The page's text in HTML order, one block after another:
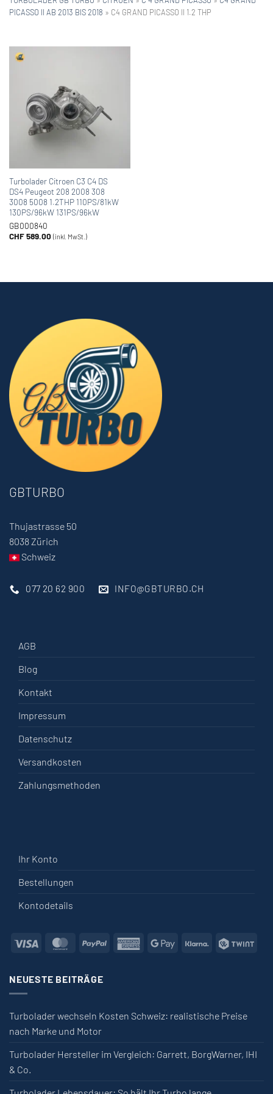
PICASSO II AB 2013 BIS 2018 » C4 GRAND PICASSO II 1.2 THP
Turbolader Citroen C3 C4 DS
DS4 Peugeot 208 2008 308
3008 5008 1.2THP 110PS/81kW
130PS/96kW 131PS/96kW
GB000840
CHF589.00 (inkl. MwSt.)
GBTURBO
Thujastrasse 50
8038 Zürich
Schweiz
077 20 62 900 INFO@GBTURBO.CH
AGB
Blog
Kontakt
Impressum
Datenschutz
Versandkosten
Zahlungsmethoden
Ihr Konto
Bestellungen
Kontodetails
Visa MasterCardPayPal American Express
Google PayKlarna
NEUESTE BEITRÄGE
Turbolader wechseln Kosten Schweiz: realistische Preise
nach Marke und Motor
Turbolader Hersteller im Vergleich: Garrett, BorgWarner, IHI
& Co.